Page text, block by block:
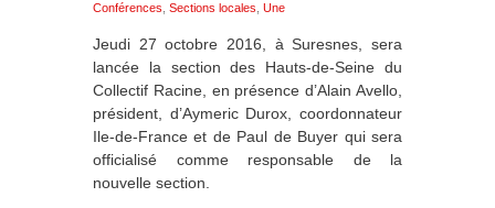
Conférences Sections locales Une
Jeudi 27 octobre 2016, à Suresnes, sera
lancée la section des Hauts-de-Seine du
Collectif Racine, en présence d’Alain Avello,
président, d’Aymeric Durox, coordonnateur
Ile-de-France et de Paul de Buyer qui sera
officialisé comme responsable de la
nouvelle section.